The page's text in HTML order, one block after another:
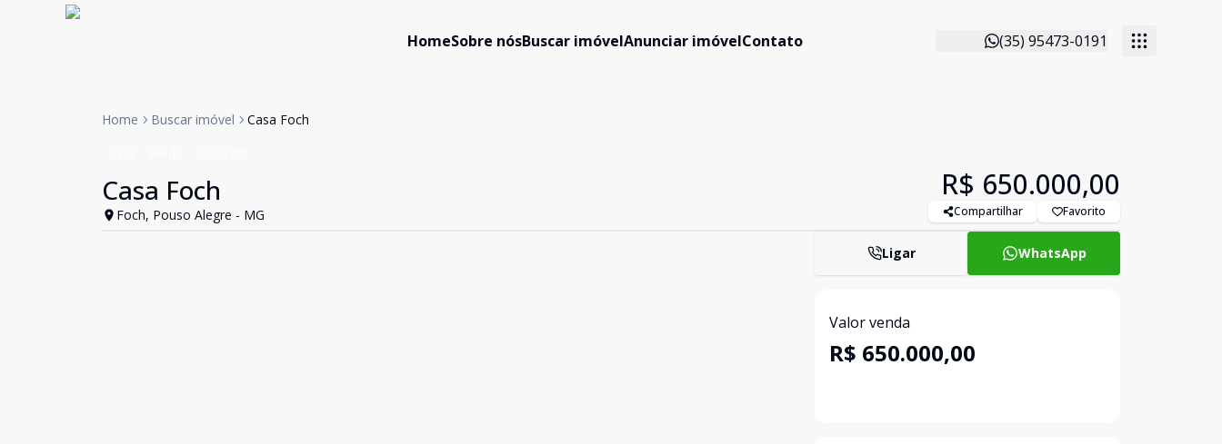
HomeSobre nósBuscar imóvelAnunciar imóvelContato (35) 95473-0191
Home Buscar imóvel Casa Foch
Casa Foch
Foch, Pouso Alegre - MG
R$ 650.000,00
Compartilhar Favorito
Ligar WhatsApp
Valor venda
R$ 650.000,00